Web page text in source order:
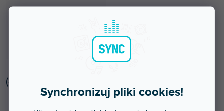
Synchronizuj pliki cookies!
(